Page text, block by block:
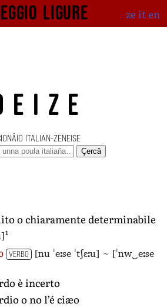
ligure ze iten
ITALIAN-ZENEISE
Çercâ
o chiaramente determinabile
1
VERBO [nu ˈeːse ˈtʃɛːu] ~ [ˈnw‿eːse
è incerto
o no l’é ciæo